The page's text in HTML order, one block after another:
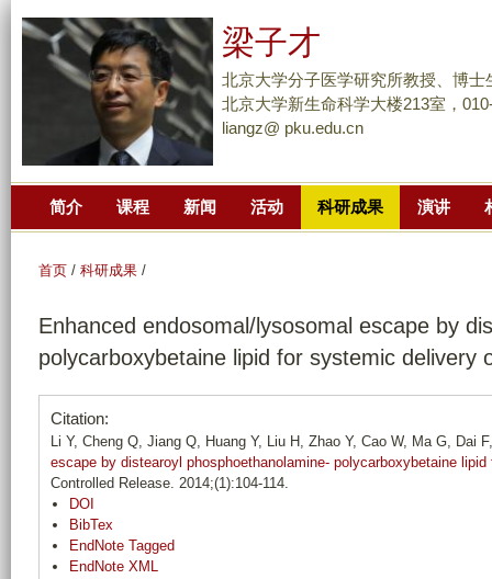
到
页
主
分
梁子才
北京大学分子医学研究所教授、博
北京大学新生命科学大楼213室，
liangz@ pku.edu.cn
简介 课程 新闻 活动 科研成果 演讲
首页 / 科研成果 /
Enhanced endosomal/lysosomal escape by
polycarboxybetaine lipid for systemic delivery
Citation:
Li Y, Cheng Q, Jiang Q, Huang Y, Liu H, Zhao Y, Cao W, Ma G, Dai
escape by distearoyl phosphoethanolamine- polycarboxybetaine
Controlled Release. 2014;(1):104-114.
DOI
BibTex
EndNote Tagged
EndNote XML